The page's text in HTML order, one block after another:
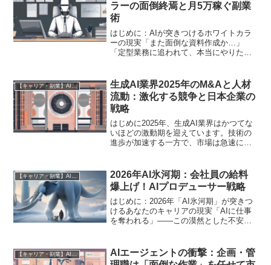
ラーの面倒終焉と月5万稼ぐ副業
術
はじめに：AIが突きつけるホワイトカラ
ーの現実「また面倒な資料作成か…」
「定型業務に追われて、本当にやりたい
が根こそぎ奪い去るでしょう。これは脅
威でしょうか？それとも...
【キャリア・副業】AI時代の生存戦略
生成AI業界2025年のM&Aと人材
流動：激化する競争と日本企業の
戦略
はじめに2025年、生成AI業界はかつてな
いほどの激動期を迎えています。技術の
進歩が加速する一方で、市場は急速に成
を大きく塗り替えているのが、戦略的な
M&A（合併・買収...
【キャリア・副業】AI時代の生存戦略
2026年AI氷河期：会社員の給料
爆上げ！AIプロデューサー戦略
はじめに：2026年「AI氷河期」が突きつ
けるあなたのキャリアの現実「AIに仕事
を奪われる」――この漠然とした不安
ファーザー」と称されるジェフリー・ヒ
ントン氏が、2...
【キャリア・副業】AI時代の生存戦略
AIエージェントの衝撃：企画・管